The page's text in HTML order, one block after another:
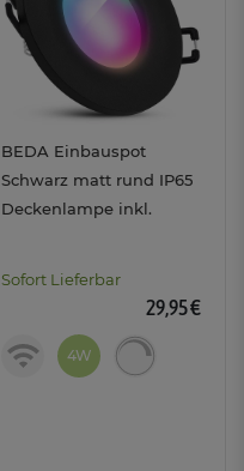
BEDA Einbauspot
Schwarz matt rund IP65
Deckenlampe inkl.
Sofort Lieferbar
29,95 €
4W